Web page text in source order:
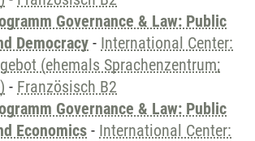
Governance & Law: Public
Democracy - International Center:
(ehemals Sprachenzentrum;
- Französisch B2
Governance & Law: Public
Economics - International Center: